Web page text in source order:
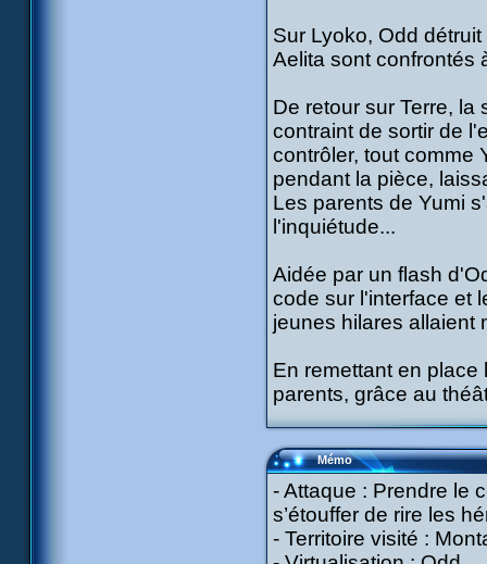
Sur Lyoko, Odd
Aelita sont confrontés
De retour sur Terre,
contraint de sortir de
contrôler, tout comme
pendant la pièce,
Les parents de Yumi
l'inquiétude...
Aidée par un flash
code sur l'interface et
jeunes hilares allaient
En remettant en place
parents, grâce au
Mémo
- Attaque : Prendre le
s’étouffer de rire les
- Territoire visité :